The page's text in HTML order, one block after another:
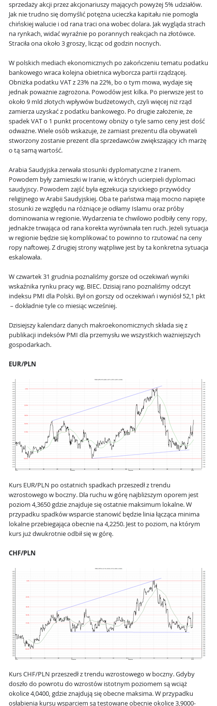
sprzedaży akcji przez akcjonariuszy mających powyżej 5% udziałów.
Jak nie trudno się domyślić potężna ucieczka kapitału nie pomogła
chińskiej walucie i od rana traci ona wobec dolara. Jak wygląda strach
na rynkach, widać wyraźnie po porannych reakcjach na złotówce.
Straciła ona około 3 groszy, licząc od godzin nocnych.
W polskich mediach ekonomicznych po zakończeniu tematu podatku
bankowego wraca kolejna obietnica wyborcza partii rządzącej.
Obniżka podatku VAT z 23% na 22%, bo o tym mowa, wydaje się
jednak poważnie zagrożona. Powodów jest kilka. Po pierwsze jest to
około 9 mld złotych wpływów budżetowych, czyli więcej niż rząd
zamierza uzyskać z podatku bankowego. Po drugie założenie, że
spadek VAT o 1 punkt procentowy obniży o tyle samo ceny jest dość
odważne. Wiele osób wskazuje, że zamiast prezentu dla obywateli
stworzony zostanie prezent dla sprzedawców zwiększający ich marżę
o tą samą wartość.
Arabia Saudyjska zerwała stosunki dyplomatyczne z Iranem.
Powodem były zamieszki w Iranie, w których ucierpieli dyplomaci
saudyjscy. Powodem zajść była egzekucja szyickiego przywódcy
religijnego w Arabii Saudyjskiej. Oba te państwa mają mocno napięte
stosunki ze względu na różniące je odłamy Islamu oraz próby
dominowania w regionie. Wydarzenia te chwilowo podbiły ceny ropy,
jednakże trwająca od rana korekta wyrównała ten ruch. Jeżeli sytuacja
w regionie będzie się komplikować to powinno to rzutować na ceny
ropy naftowej. Z drugiej strony wątpliwe jest by ta konkretna sytuacja
eskalowała.
W czwartek 31 grudnia poznaliśmy gorsze od oczekiwań wyniki
wskaźnika rynku pracy wg. BIEC. Dzisiaj rano poznaliśmy odczyt
indeksu PMI dla Polski. Był on gorszy od oczekiwań i wyniósł 52,1 pkt
– dokładnie tyle co miesiąc wcześniej.
Dzisiejszy kalendarz danych makroekonomicznych składa się z
publikacji indeksów PMI dla przemysłu we wszystkich ważniejszych
gospodarkach.
EUR/PLN
Kurs EUR/PLN po ostatnich spadkach przeszedł z trendu
wzrostowego w boczny. Dla ruchu w górę najbliższym oporem jest
poziom 4,3650 gdzie znajduje się ostatnie maksimum lokalne. W
przypadku spadków wsparcie stanowić będzie linia łącząca minima
lokalne przebiegająca obecnie na 4,2250. Jest to poziom, na którym
kurs już dwukrotnie odbił się w górę.
CHF/PLN
Kurs CHF/PLN przeszedł z trendu wzrostowego w boczny. Gdyby
doszło do powrotu do wzrostów istotnym poziomem są wciąż
okolice 4,0400, gdzie znajdują się obecne maksima. W przypadku
osłabienia kursu wsparciem są testowane obecnie okolice 3,9000-